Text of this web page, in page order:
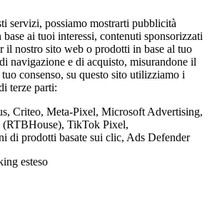
servizi, possiamo mostrarti pubblicità
base ai tuoi interessi, contenuti sponsorizzati
il nostro sito web o prodotti in base al tuo
navigazione e di acquisto, misurandone il
consenso, su questo sito utilizziamo i
terze parti:
Criteo, Meta-Pixel, Microsoft Advertising,
(RTBHouse), TikTok Pixel,
di prodotti basate sui clic, Ads Defender
esteso